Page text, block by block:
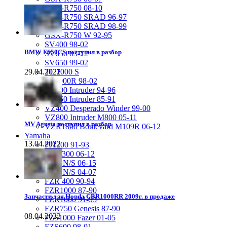
GSX-R750 08-10
GSX-R750 SRAD 96-97
GSX-R750 SRAD 98-99
GSX-R750 W 92-95
SV400 98-02
SV650 03-12
SV650 99-02
TL 1000 S
TL1000R 98-02
VS400 Intruder 94-96
VS750 Intruder 85-91
VZ400 Desperado Winder 99-00
VZ800 Intruder M800 05-11
VZR1800 Boulevard M109R 06-12
Yamaha
FJ1200 91-93
FJR1300 06-12
FZ-1 N/S 06-15
FZ-6 N/S 04-07
FZR 400 90-94
FZR1000 87-90
FZR1000 91-93
FZR750 Genesis 87-90
FZS1000 Fazer 01-05
BMW F650CS поступил в разбор
29.04.2022
MV Agusta поступил в разбор
13.04.2022
Запчасти для Honda CBR1000RR 2009г. в продаже
08.04.2022